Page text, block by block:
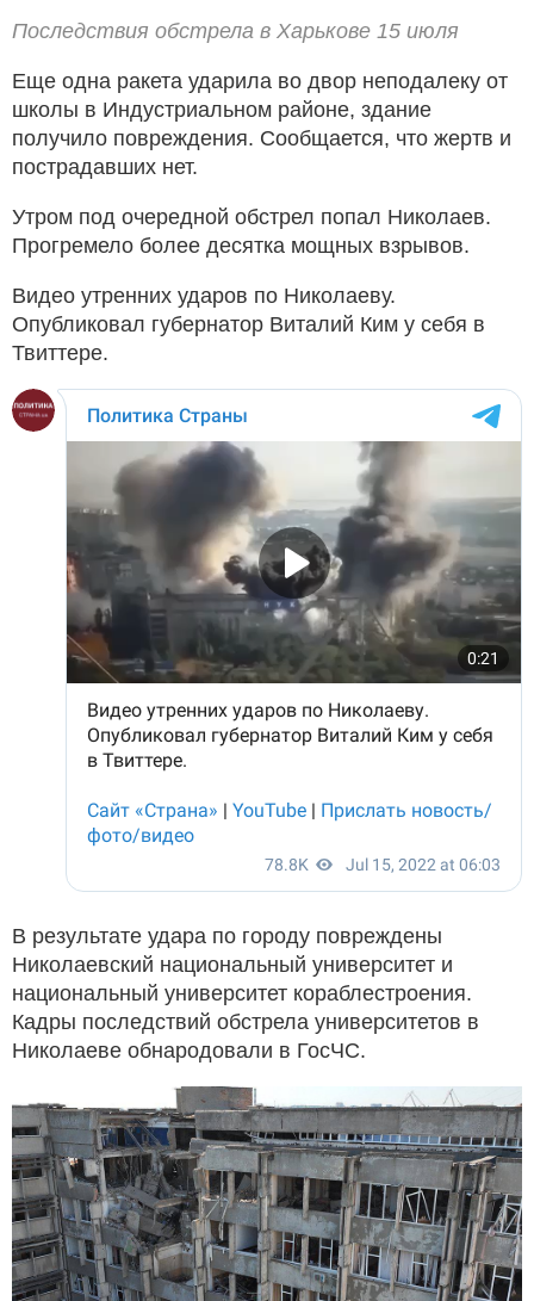
Последствия обстрела в Харькове 15 июля
Еще одна ракета ударила во двор неподалеку от
школы в Индустриальном районе, здание
получило повреждения. Сообщается, что жертв и
пострадавших нет.
Утром под очередной обстрел попал Николаев.
Прогремело более десятка мощных взрывов.
Видео утренних ударов по Николаеву.
Опубликовал губернатор Виталий Ким у себя в
Твиттере.
В результате удара по городу повреждены
Николаевский национальный университет и
национальный университет кораблестроения.
Кадры последствий обстрела университетов в
Николаеве обнародовали в ГосЧС.